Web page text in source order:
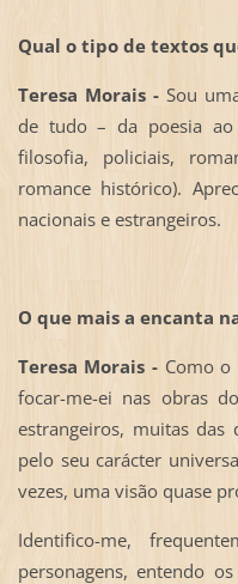
Qual o tipo de textos
Teresa Morais - Sou
de tudo – da poesia ao
filosofia, policiais,
romance histórico).
nacionais e estrangeiros.
O que mais a encanta
Teresa Morais - Como
focar-me-ei nas obras
estrangeiros, muitas
pelo seu carácter
vezes, uma visão quase
Identifico-me,
personagens, entendo